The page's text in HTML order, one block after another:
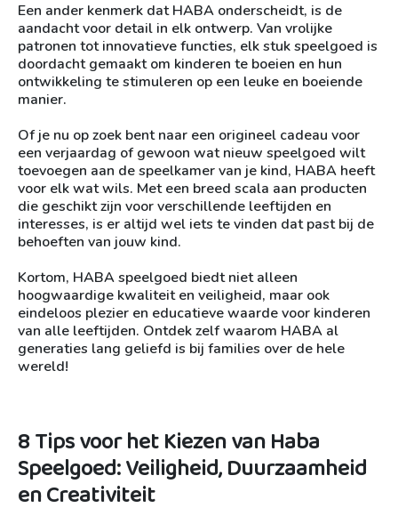
Een ander kenmerk dat HABA onderscheidt, is de
aandacht voor detail in elk ontwerp. Van vrolijke
patronen tot innovatieve functies, elk stuk speelgoed is
doordacht gemaakt om kinderen te boeien en hun
ontwikkeling te stimuleren op een leuke en boeiende
manier.
Of je nu op zoek bent naar een origineel cadeau voor
een verjaardag of gewoon wat nieuw speelgoed wilt
toevoegen aan de speelkamer van je kind, HABA heeft
voor elk wat wils. Met een breed scala aan producten
die geschikt zijn voor verschillende leeftijden en
interesses, is er altijd wel iets te vinden dat past bij de
behoeften van jouw kind.
Kortom, HABA speelgoed biedt niet alleen
hoogwaardige kwaliteit en veiligheid, maar ook
eindeloos plezier en educatieve waarde voor kinderen
van alle leeftijden. Ontdek zelf waarom HABA al
generaties lang geliefd is bij families over de hele
wereld!
8 Tips voor het Kiezen van Haba
Speelgoed: Veiligheid, Duurzaamheid
en Creativiteit